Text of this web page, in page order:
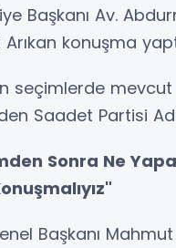
Başkanı Av.
konuşma
seçimlerde mevcut
Saadet Partisi
Sonra Ne
Başkanı